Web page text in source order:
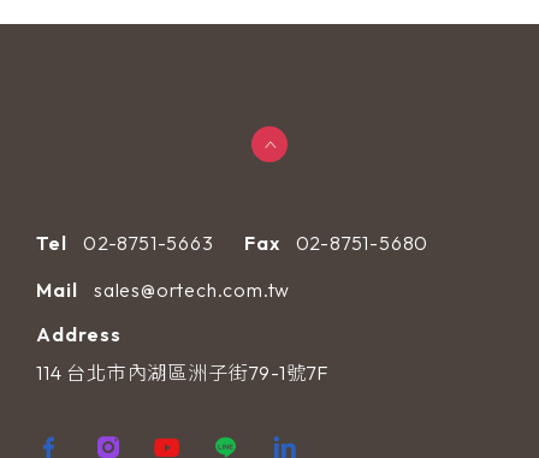
Tel 02-8751-5663 Fax
02-8751-5680
Mail
sales@ortech.com.tw
Address
114 台北市內湖區洲子街79-1號7F